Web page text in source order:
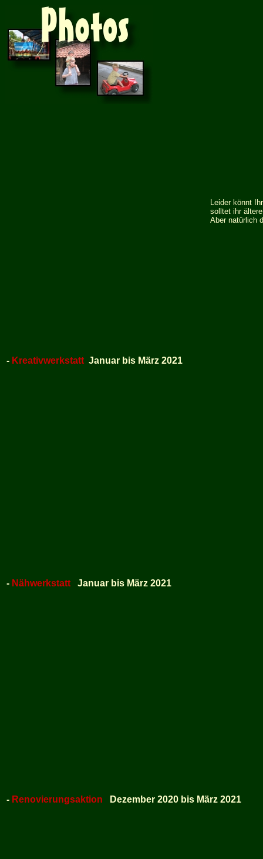
Leider könnt
solltet ihr
Aber natürlich
- Kreativwerkstatt Januar bis März 2021
- Nähwerkstatt Januar bis März 2021
- Renovierungsaktion Dezember 2020 bis März 2021